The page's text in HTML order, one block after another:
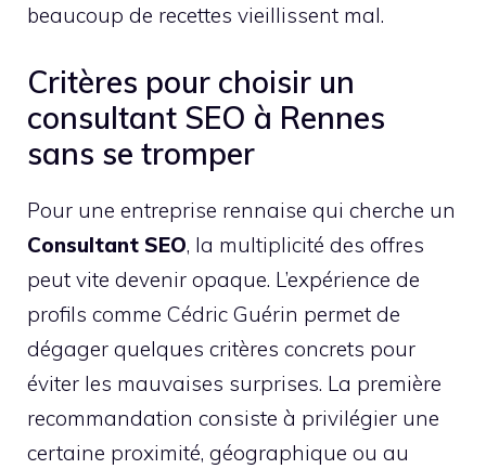
beaucoup de recettes vieillissent mal.
Critères pour choisir un
consultant SEO à Rennes
sans se tromper
Pour une entreprise rennaise qui cherche un
Consultant SEO, la multiplicité des offres
peut vite devenir opaque. L’expérience de
profils comme Cédric Guérin permet de
dégager quelques critères concrets pour
éviter les mauvaises surprises. La première
recommandation consiste à privilégier une
certaine proximité, géographique ou au